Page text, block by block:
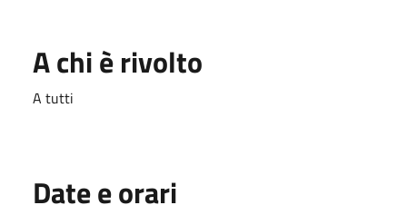
A chi è rivolto
A tutti
Date e orari